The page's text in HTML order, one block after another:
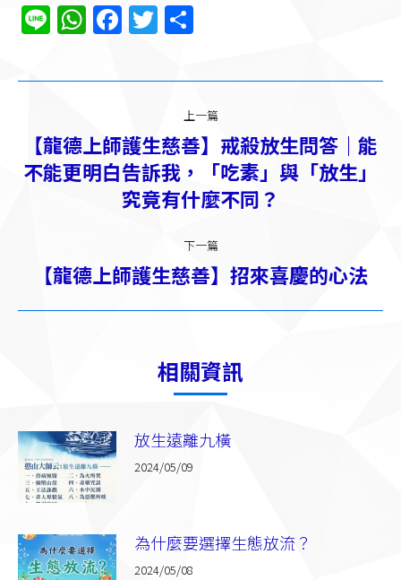
LineWhatsApp
Facebook
Twitter
章
导
上一篇
上
一
【龍德上師護生慈善】戒殺放生問答｜能
不能更明白告訴我，「吃素」與「放生」
究竟有什麼不同？
下一篇
下
【龍德上師護生慈善】招來喜慶的心法
相關資訊
放生遠離九橫
2024/05/09
為什麼要選擇生態放流？
2024/05/08